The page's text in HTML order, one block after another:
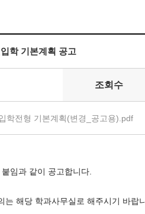
학 기본계획 공고
조회수
학전형 기본계획(변경_공고용).pdf
임과 같이 공고합니다.
해당 학과사무실로 해주시기 바랍